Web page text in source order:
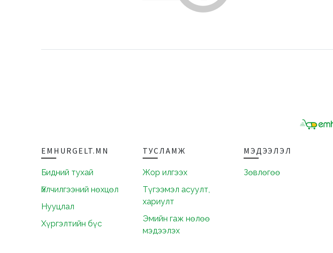
EMHURGELT.MN
Бидний тухай
Үйлчилгээний нөхцөл
Нууцлал
Хүргэлтийн бүс
ТУСЛАМЖ
Жор илгээх
Түгээмэл асуулт,
хариулт
Эмийн гаж нөлөө
мэдээлэх
МЭДЭЭЛЭЛ
Зөвлөгөө